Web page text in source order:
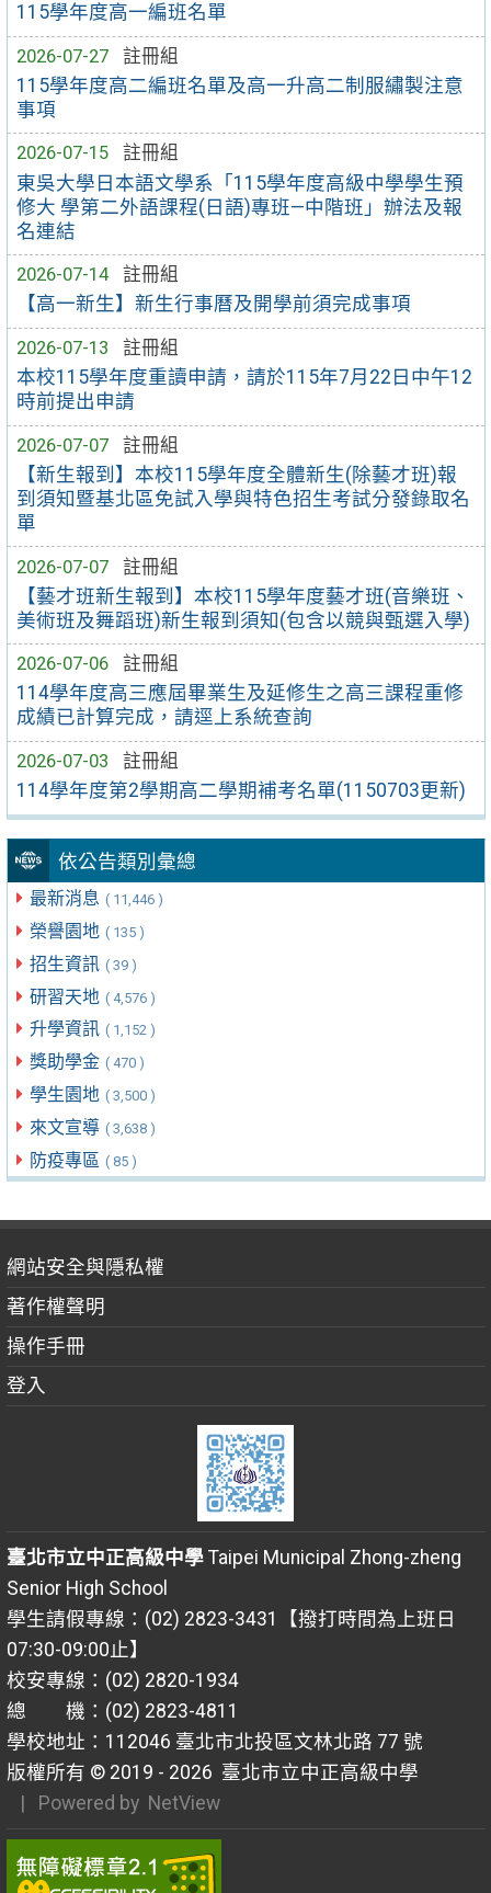
115學年度高一編班名單
2026-07-27
註冊組
115學年度高二編班名單及高一升高二制服繡製注意
事項
2026-07-15
註冊組
東吳大學日本語文學系「115學年度高級中學學生預
修大 學第二外語課程(日語)專班—中階班」辦法及報
名連結
2026-07-14
註冊組
【高一新生】新生行事曆及開學前須完成事項
2026-07-13
註冊組
本校115學年度重讀申請，請於115年7月22日中午12
時前提出申請
2026-07-07
註冊組
【新生報到】本校115學年度全體新生(除藝才班)報
到須知暨基北區免試入學與特色招生考試分發錄取名
單
2026-07-07
註冊組
【藝才班新生報到】本校115學年度藝才班(音樂班、
美術班及舞蹈班)新生報到須知(包含以競與甄選入學)
2026-07-06
註冊組
114學年度高三應屆畢業生及延修生之高三課程重修
成績已計算完成，請逕上系統查詢
2026-07-03
註冊組
114學年度第2學期高二學期補考名單(1150703更新)
依公告類別彙總
最新消息 ( 11,446 )
榮譽園地 ( 135 )
招生資訊 ( 39 )
研習天地 ( 4,576 )
升學資訊 ( 1,152 )
獎助學金 ( 470 )
學生園地 ( 3,500 )
來文宣導 ( 3,638 )
防疫專區 ( 85 )
網站安全與隱私權
著作權聲明
操作手冊
登入
臺北市立中正高級中學Taipei Municipal Zhong-zheng
Senior High School
學生請假專線：(02) 2823-3431【撥打時間為上班日
07:30-09:00止】
校安專線：(02) 2820-1934
總 機：(02) 2823-4811
學校地址：112046 臺北市北投區文林北路 77 號
版權所有 © 2019 - 2026 臺北市立中正高級中學
| Powered by NetView